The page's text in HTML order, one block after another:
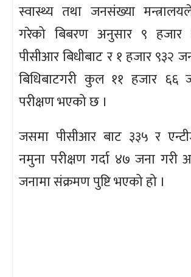
स्वास्थ्य तथा जनसंख्या
गरेको बिबरण अनुसार ९ हजार
पीसीआर बिधीबाट र १ हजार ९३२
बिधिबाटगरी कुल ११ हजार ६६
परीक्षण भएको छ ।
जसमा पीसीआर बाट ३३५ र
नमुना परीक्षण गर्दा ४७ जना
जनामा संक्रमण पुष्टि भएको हो ।